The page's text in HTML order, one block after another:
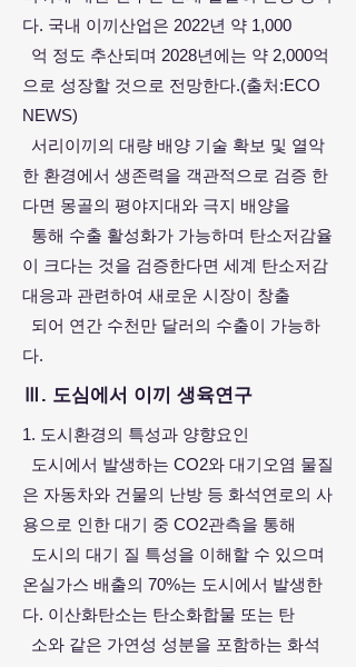
다. 국내 이끼산업은 2022년 약 1,000
억 정 도 추산되며 2028년에는 약 2,000억
으로 성장할 것으로 전망한다.(출처:ECO
NEWS)
서리이끼의 대량 배양 기술 확보 및 열악
한 환경에서 생존력을 객관적으로 검증 한
다면 몽골의 평야지대와 극지 배양을
통해 수출 활성화가 가능하며 탄소저감율
이 크다는 것을 검증한다면 세계 탄소저감
대응과 관련하여 새로운 시장이 창출
되어 연간 수천만 달러의 수출이 가능하
다.
Ⅲ. 도심에서 이끼 생육연구
1. 도시환경의 특성과 양향요인
도시에서 발생하는 CO2와 대기오염 물질
은 자동차와 건물의 난방 등 화석연로의 사
용으로 인한 대기 중 CO2관측을 통해
도시의 대기 질 특성을 이해할 수 있으며
온실가스 배출의 70%는 도시에서 발생한
다. 이산화탄소는 탄소화합물 또는 탄
소와 같은 가연성 성분을 포함하는 화석